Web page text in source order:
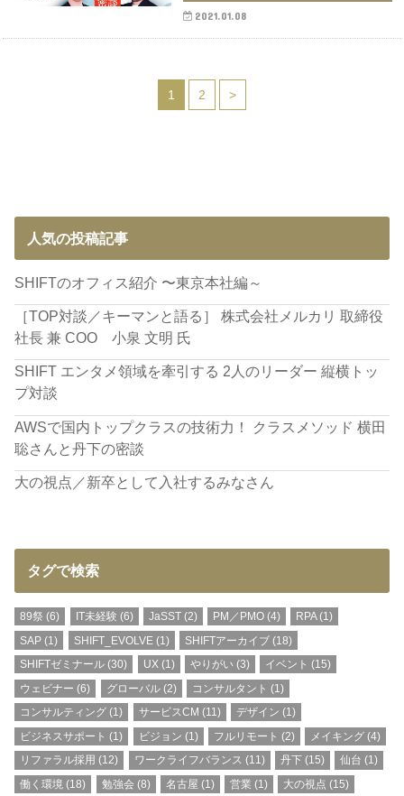
2021.01.08
1 2 >
人気の投稿記事
SHIFTのオフィス紹介 〜東京本社編～
［TOP対談／キーマンと語る］ 株式会社メルカリ 取締役
社長 兼 COO 小泉 文明 氏
SHIFT エンタメ領域を牽引する 2人のリーダー 縦横トッ
プ対談
AWSで国内トップクラスの技術力！ クラスメソッド 横田
聡さんと丹下の密談
大の視点／新卒として入社するみなさん
タグで検索
89祭 (6) IT未経験 (6) JaSST(2) PM／PMO (4) RPA(1)
SAP (1) SHIFT_EVOLVE(1) SHIFTアーカイブ(18)
SHIFTゼミナール (30) UX(1) やりがい(3) イベント (15)
ウェビナー (6) グローバル(2) コンサルタント (1)
コンサルティング (1) サービスCM (11) デザイン (1)
ビジネスサポート (1) ビジョン (1) フルリモート (2) メイキング (4)
リファラル採用 (12) ワークライフバランス (11) 丹下(15) 仙台 (1)
働く環境 (18) 勉強会 (8) 名古屋 (1) 営業 (1) 大の視点 (15)